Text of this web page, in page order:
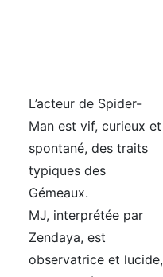
L’acteur de Spider-
Man est vif, curieux et
spontané, des traits
typiques des
Gémeaux.
MJ, interprétée par
Zendaya, est
observatrice et lucide,